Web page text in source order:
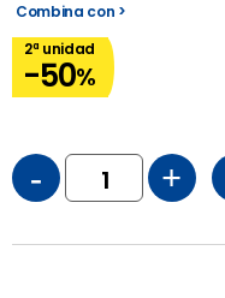
Combina con >
2ª unidad
-50%
- +